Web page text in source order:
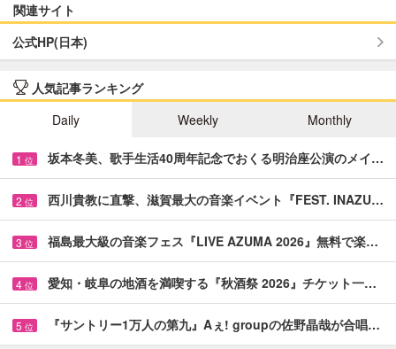
関連サイト
公式HP(日本)
人気記事ランキング
Daily
Weekly Monthly
1 位 坂本冬美、歌手生活40周年記念でおくる明治座公演のメイ…
2 位 西川貴教に直撃、滋賀最大の音楽イベント『FEST. INAZU…
3 位 福島最大級の音楽フェス『LIVE AZUMA 2026』無料で楽…
4 位 愛知・岐阜の地酒を満喫する『秋酒祭 2026』チケット一…
5 位 『サントリー1万人の第九』Aぇ! groupの佐野晶哉が合唱…